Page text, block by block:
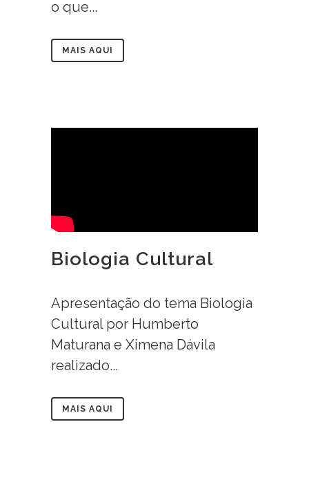
o que...
MAIS AQUI
Biologia Cultural
Apresentação do tema Biologia
Cultural por Humberto
Maturana e Ximena Dávila
realizado...
MAIS AQUI